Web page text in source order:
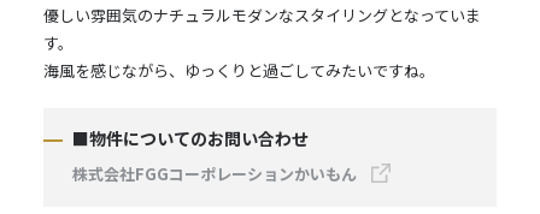
優しい雰囲気のナチュラルモダンなスタイリングとなっていま
す。
海風を感じながら、ゆっくりと過ごしてみたいですね。
■物件についてのお問い合わせ
株式会社FGGコーポレーションかいもん